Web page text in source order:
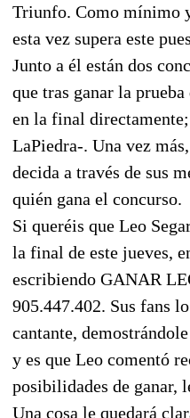
Triunfo. Como mínimo
esta vez supera este
Junto a él están dos
que tras ganar la
en la final
LaPiedra-. Una vez
decida a través de sus
quién gana el concurso.
Si queréis que Leo
la final de este jueves,
escribiendo GANAR
905.447.402. Sus fans
cantante,
y es que Leo comentó
posibilidades de ganar,
Una cosa le quedará